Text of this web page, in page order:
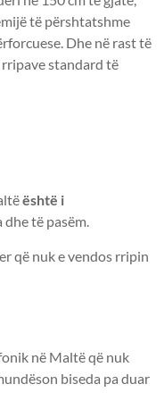
të përshtatshme
Dhe në rast të
standard të
është i
të pasëm.
që nuk e vendos rripin
në Maltë që nuk
biseda pa duar